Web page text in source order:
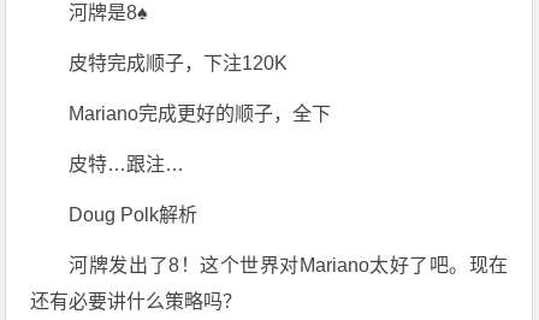
河牌是8♠
皮特完成顺子，下注120K
Mariano完成更好的顺子，全下
皮特…跟注…
Doug Polk解析
河牌发出了8！这个世界对Mariano太好了吧。现在
还有必要讲什么策略吗？